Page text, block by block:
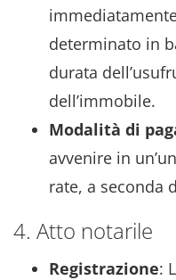
determinato in
durata
dell’immobile.
Modalità di
avvenire in
rate, a seconda
4. Atto notarile
Registrazione: